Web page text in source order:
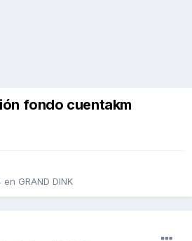
fondo cuentakm
en GRAND DINK